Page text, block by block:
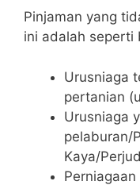
Pinjaman yang
ini adalah seperti
Urusniaga
pertanian
Urusniaga
pelaburan/
Kaya/